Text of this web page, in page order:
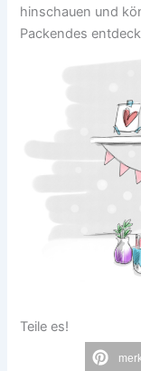
hinschauen und
Packendes
Teile es!